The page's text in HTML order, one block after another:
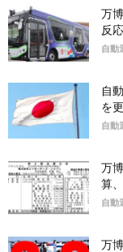
万
反
自動
自
を
自動
万
算
自動
万